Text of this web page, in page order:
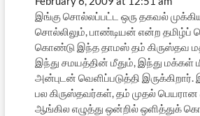
இங்கு சொல்லப்பட்ட ஒரு தகவல்
சொல்லிலும், பாண்டியன் என்ற தமிழ்ப்
கொண்டு இந்த தாமஸ் தம் கிருஸ்தவ
இந்து சமயத்தின் மீதும், இந்து மக்கள்
அன்புடன் வெளிப்படுத்தி
பல கிருஸ்தவர்கள், தம் முதல்
ஆங்கில எழுத்து ஒன்றில் ஒளித்துக்